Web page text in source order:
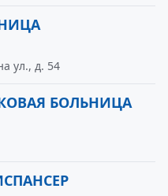
ул., д. 54
БОЛЬНИЦА